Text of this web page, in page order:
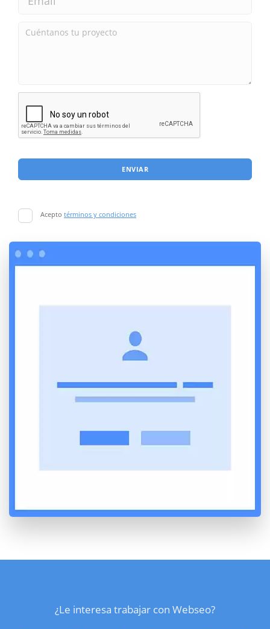
ENVIAR
Acepto términos y condiciones
¿Le interesa trabajar con Webseo?